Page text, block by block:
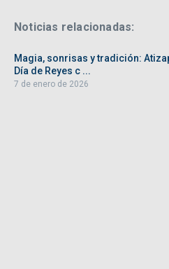
Noticias relacionadas:
Magia, sonrisas y tradición:
Día de Reyes c ...
7 de enero de 2026